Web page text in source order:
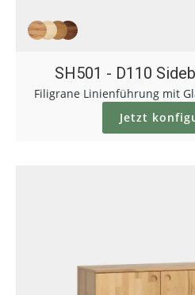
SH501 - D110
Filigrane Linienführung mit
Jetzt